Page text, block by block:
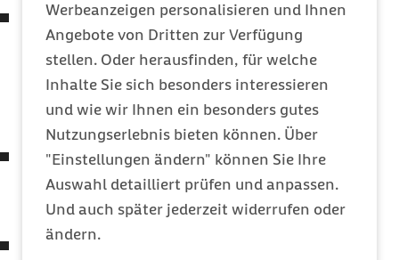
Werbeanzeigen personalisieren und Ihnen
Angebote von Dritten zur Verfügung
stellen. Oder herausfinden, für welche
Inhalte Sie sich besonders interessieren
und wie wir Ihnen ein besonders gutes
Nutzungserlebnis bieten können. Über
"Einstellungen ändern" können Sie Ihre
Auswahl detailliert prüfen und anpassen.
Und auch später jederzeit widerrufen oder
ändern.
Für die Studenten muss ein konkreter
Ansprechpartner im Unternehmen vorhanden
sein, der auch regelmäßig Kontakt zur
kooperierenden Hochschule oder
Berufsakademie hat.
Sie sollten bereit sein, die Studenten für die
Theoriephasen sowie für Lehrveranstaltungen
freizustellen.
Die Studenten dürfen nur